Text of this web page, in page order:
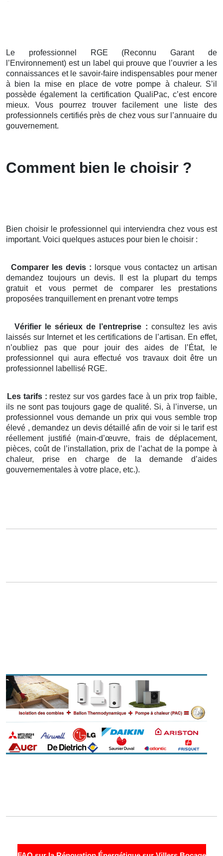
Le professionnel RGE (Reconnu Garant de
l’Environnement) est un label qui prouve que l’ouvrier a les
connaissances et le savoir-faire indispensables pour mener
à bien la mise en place de votre pompe à chaleur. S’il
possède également la certification QualiPac, c’est encore
mieux. Vous pourrez trouver facilement une liste des
professionnels certifiés près de chez vous sur l’annuaire du
gouvernement.
Comment bien le choisir ?
Bien choisir le professionnel qui interviendra chez vous est
important. Voici quelques astuces pour bien le choisir :
Comparer les devis : lorsque vous contactez un artisan
demandez toujours un devis. Il est la plupart du temps
gratuit et vous permet de comparer les prestations
proposées tranquillement en prenant votre temps
Vérifier le sérieux de l’entreprise : consultez les avis
laissés sur Internet et les certifications de l’artisan. En effet,
n’oubliez pas que pour jouir des aides de l’État, le
professionnel qui aura effectué vos travaux doit être un
professionnel labellisé RGE.
Les tarifs : restez sur vos gardes face à un prix trop faible,
ils ne sont pas toujours gage de qualité. Si, à l’inverse, un
professionnel vous demande un prix qui vous semble trop
élevé , demandez un devis détaillé afin de voir si le tarif est
réellement justifié (main-d’œuvre, frais de déplacement,
pièces, coût de l’installation, prix de l’achat de la pompe à
chaleur, prise en charge de la demande d’aides
gouvernementales à votre place, etc.).